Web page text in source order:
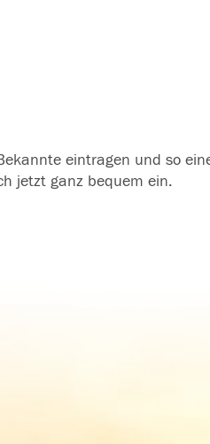
eintragen und so
jetzt ganz bequem ein.